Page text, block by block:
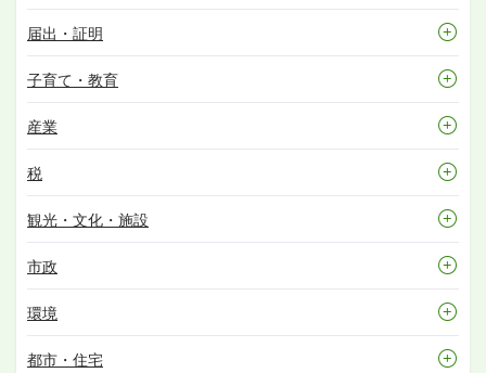
届出・証明
子育て・教育
産業
税
観光・文化・施設
市政
環境
都市・住宅